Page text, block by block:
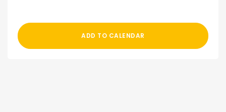
ADD TO CALENDAR